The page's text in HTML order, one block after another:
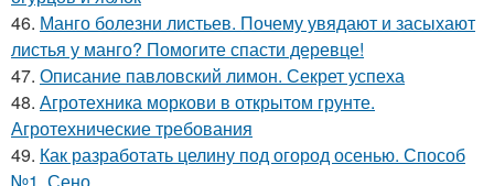
46. Манго болезни листьев. Почему увядают и засыхают
листья у манго? Помогите спасти деревце!
47. Описание павловский лимон. Секрет успеха
48. Агротехника моркови в открытом грунте.
Агротехнические требования
49. Как разработать целину под огород осенью. Способ